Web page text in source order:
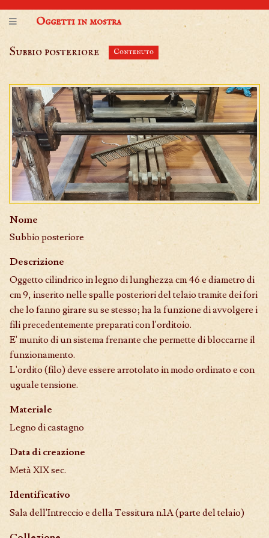
Oggetti in mostra
Subbio posteriore Contenuto
Nome
Subbio posteriore
Descrizione
Oggetto cilindrico in legno di lunghezza cm 46 e diametro di
cm 9, inserito nelle spalle posteriori del telaio tramite dei fori
che lo fanno girare su se stesso; ha la funzione di avvolgere i
fili precedentemente preparati con l'orditoio.
E' munito di un sistema frenante che permette di bloccarne il
funzionamento.
L'ordito (filo) deve essere arrotolato in modo ordinato e con
uguale tensione.
Materiale
Legno di castagno
Data di creazione
Metà XIX sec.
Identificativo
Sala dell'Intreccio e della Tessitura n.1A (parte del telaio)